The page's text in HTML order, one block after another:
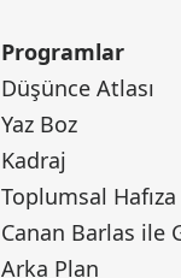
Programlar
Düşünce Atlası
Yaz Boz
Kadraj
Toplumsal Hafıza
Arka Plan